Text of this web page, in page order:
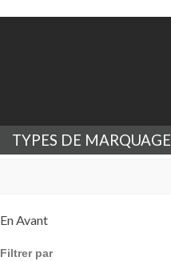
TYPES DE MARQUAGE
En Avant
Filtrer par